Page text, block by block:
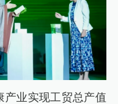
产业实现工贸总产值